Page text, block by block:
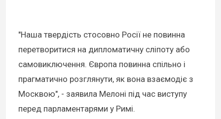
"Наша твердість стосовно Росії не повинна
перетворитися на дипломатичну сліпоту або
самовиключення. Європа повинна спільно і
прагматично розглянути, як вона взаємодіє з
Москвою", - заявила Мелоні під час виступу
перед парламентарями у Римі.